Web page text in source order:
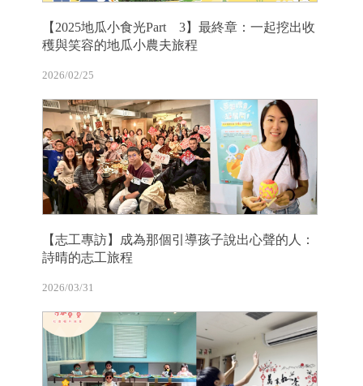
【2025地瓜小食光Part 3】最終章：一起挖出收
穫與笑容的地瓜小農夫旅程
2026/02/25
【志工專訪】成為那個引導孩子說出心聲的人：
詩晴的志工旅程
2026/03/31